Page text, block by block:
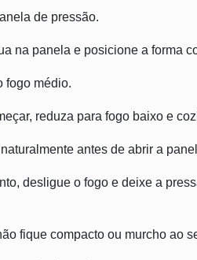
de pressão.
na panela e posicione a forma
fogo médio.
reduza para fogo baixo e
antes de abrir a
desligue o fogo e deixe a
fique compacto ou murcho ao